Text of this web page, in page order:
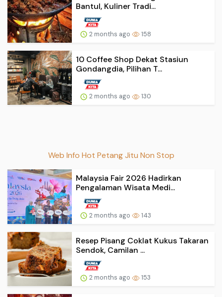
Bantul, Kuliner Tradi...
2 months ago 158
10 Coffee Shop Dekat Stasiun
Gondangdia, Pilihan T...
2 months ago 130
Web Info Hot Petang Jitu Non Stop
Malaysia Fair 2026 Hadirkan
Pengalaman Wisata Medi...
2 months ago 143
Resep Pisang Coklat Kukus Takaran
Sendok, Camilan ...
2 months ago 153